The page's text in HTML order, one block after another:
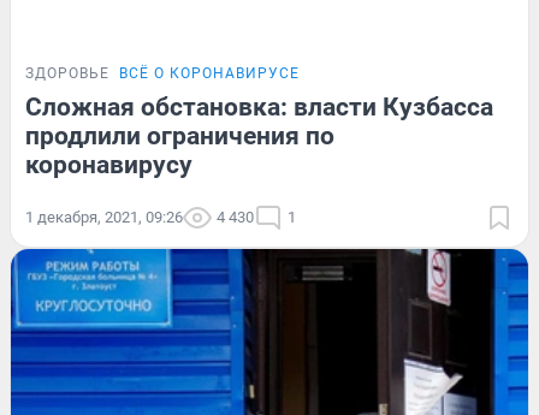
ЗДОРОВЬЕ ВСЁ О КОРОНАВИРУСЕ
Сложная обстановка: власти Кузбасса
продлили ограничения по
коронавирусу
1 декабря, 2021, 09:26 4 430 1